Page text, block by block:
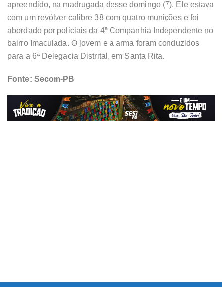
apreendido, na madrugada desse domingo (7). Ele estava
com um revólver calibre 38 com quatro munições e foi
abordado por policiais da 4ª Companhia Independente no
bairro Imaculada. O jovem e a arma foram conduzidos
para a 6ª Delegacia Distrital, em Santa Rita.
Fonte: Secom-PB